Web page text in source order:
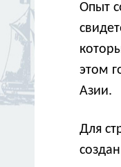
Опыт
этом
Азии.
Для